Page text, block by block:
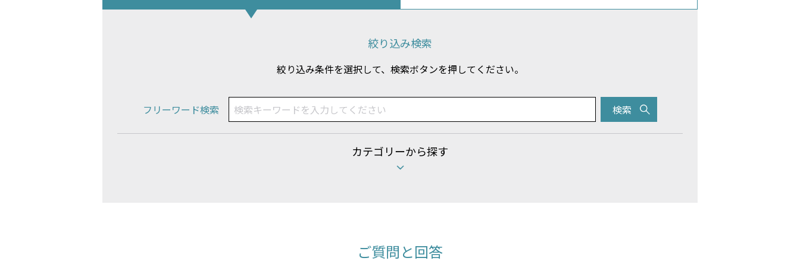
絞り込み検索
絞り込み条件を選択して、検索ボタンを押してください。
フリーワード検索
カテゴリーから探す
ご質問と回答